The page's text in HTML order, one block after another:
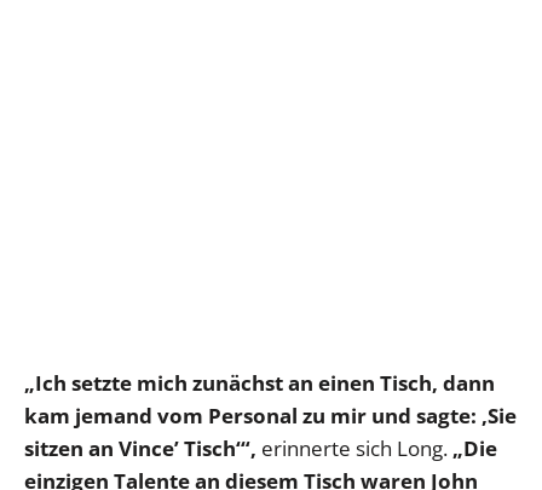
„Ich setzte mich zunächst an einen Tisch, dann
kam jemand vom Personal zu mir und sagte: ‚Sie
sitzen an Vince’ Tisch‘“, erinnerte sich Long. „Die
einzigen Talente an diesem Tisch waren John